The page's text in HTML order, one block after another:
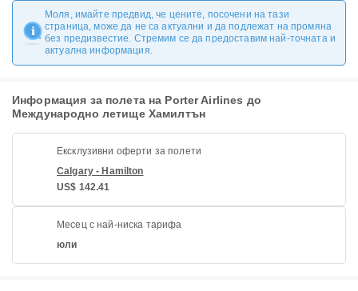
Моля, имайте предвид, че цените, посочени на тази
страница, може да не са актуални и да подлежат на промяна
без предизвестие. Стремим се да предоставим най-точната и
актуална информация.
Информация за полета на Porter Airlines до
Международно летище Хамилтън
Ексклузивни оферти за полети
Calgary - Hamilton
US$ 142.41
Месец с най-ниска тарифа
юли